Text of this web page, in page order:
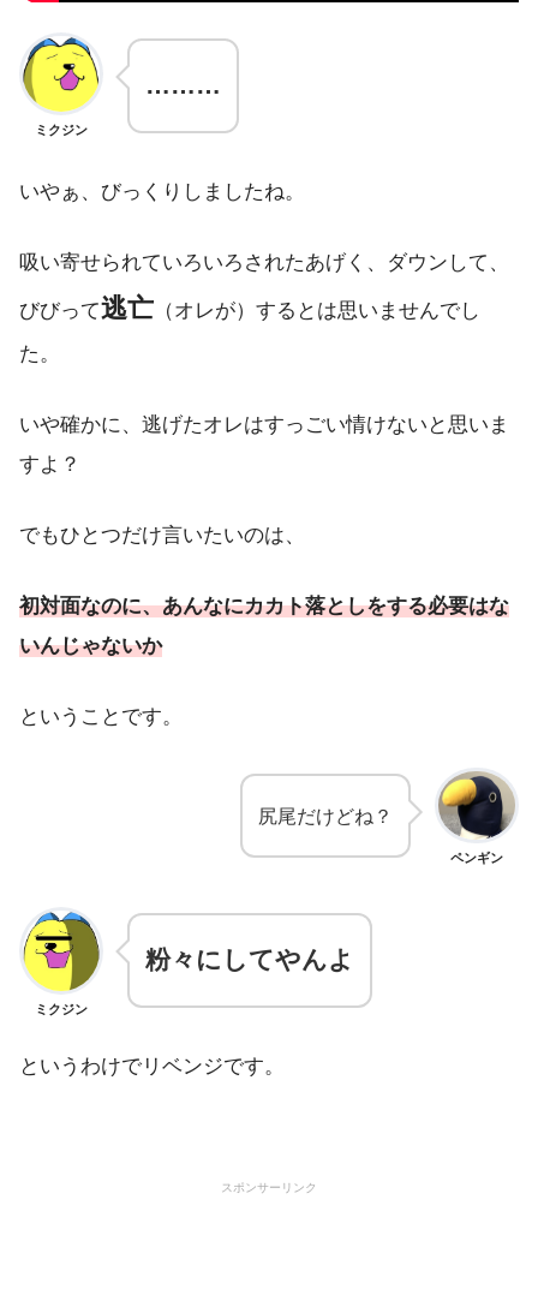
ミクジン
………
いやぁ、びっくりしましたね。
吸い寄せられていろいろされたあげく、ダウンして、
びびって逃亡 （オレが）するとは思いませんでし
た。
いや確かに、逃げたオレはすっごい情けないと思いま
すよ？
でもひとつだけ言いたいのは、
初対面なのに、あんなにカカト落としをする必要はな
いんじゃないか
ということです。
ペンギン
尻尾だけどね？
ミクジン
粉々にしてやんよ
というわけでリベンジです。
スポンサーリンク